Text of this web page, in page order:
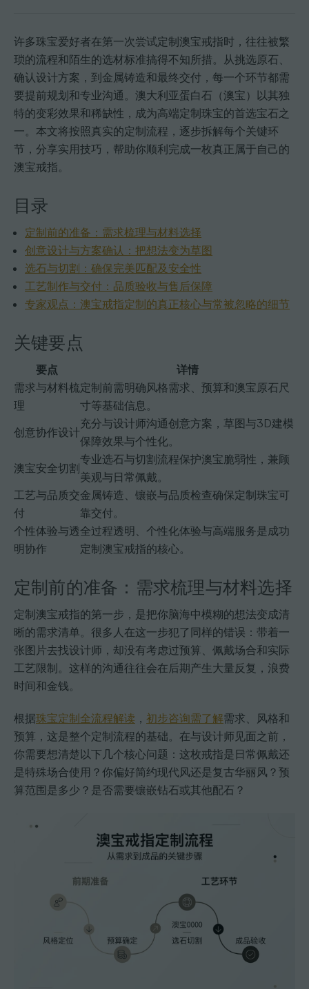
许多珠宝爱好者在第一次尝试定制澳宝戒指时，往往被繁
琐的流程和陌生的选材标准搞得不知所措。从挑选原石、
确认设计方案，到金属铸造和最终交付，每一个环节都需
要提前规划和专业沟通。澳大利亚蛋白石（澳宝）以其独
特的变彩效果和稀缺性，成为高端定制珠宝的首选宝石之
一。本文将按照真实的定制流程，逐步拆解每个关键环
节，分享实用技巧，帮助你顺利完成一枚真正属于自己的
澳宝戒指。
目录
定制前的准备：需求梳理与材料选择
创意设计与方案确认：把想法变为草图
选石与切割：确保完美匹配及安全性
工艺制作与交付：品质验收与售后保障
专家观点：澳宝戒指定制的真正核心与常被忽略的细节
关键要点
要点
详情
需求与材料梳
理
定制前需明确风格需求、预算和澳宝原石尺
寸等基础信息。
创意协作设计
充分与设计师沟通创意方案，草图与3D建模
保障效果与个性化。
澳宝安全切割
专业选石与切割流程保护澳宝脆弱性，兼顾
美观与日常佩戴。
工艺与品质交
付
金属铸造、镶嵌与品质检查确保定制珠宝可
靠交付。
个性体验与透
明协作
全过程透明、个性化体验与高端服务是成功
定制澳宝戒指的核心。
定制前的准备：需求梳理与材料选择
定制澳宝戒指的第一步，是把你脑海中模糊的想法变成清
晰的需求清单。很多人在这一步犯了同样的错误：带着一
张图片去找设计师，却没有考虑过预算、佩戴场合和实际
工艺限制。这样的沟通往往会在后期产生大量反复，浪费
时间和金钱。
根据珠宝定制全流程解读 ， 初步咨询需了解需求、风格和
预算，这是整个定制流程的基础。在与设计师见面之前，
你需要想清楚以下几个核心问题：这枚戒指是日常佩戴还
是特殊场合使用？你偏好简约现代风还是复古华丽风？预
算范围是多少？是否需要镶嵌钻石或其他配石？